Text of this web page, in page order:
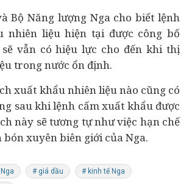
Bộ Năng lượng Nga cho biết lệnh
nhiên liệu hiện tại được công bố
vẫn có hiệu lực cho đến khi thị
trong nước ổn định.
xuất khẩu nhiên liệu nào cũng có
sau khi lệnh cấm xuất khẩu được
này sẽ tương tự như việc hạn chế
xuyên biên giới của Nga.
# giá dầu # kinh tế Nga